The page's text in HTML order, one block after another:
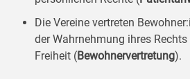
Die Vereine vertreten
der Wahrnehmung ihres
Freiheit (Bewohnervertretung).